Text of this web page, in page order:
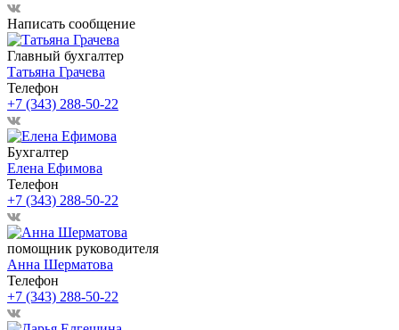
Написать сообщение
Главный бухгалтер
Татьяна Грачева
Телефон
+7 (343) 288-50-22
Бухгалтер
Елена Ефимова
Телефон
+7 (343) 288-50-22
помощник руководителя
Анна Шерматова
Телефон
+7 (343) 288-50-22